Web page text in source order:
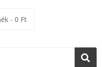
- 0 Ft